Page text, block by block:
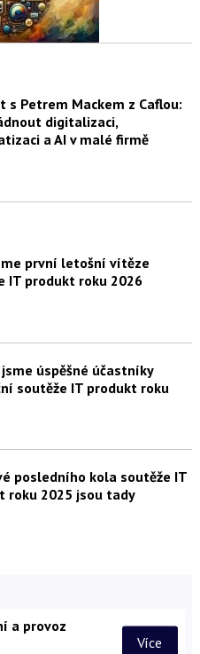
s Petrem Mackem z Caflou:
digitalizaci,
a AI v malé firmě
první letošní vítěze
IT produkt roku 2026
úspěšné účastníky
soutěže IT produkt roku
posledního kola soutěže IT
roku 2025 jsou tady
a provoz
Více